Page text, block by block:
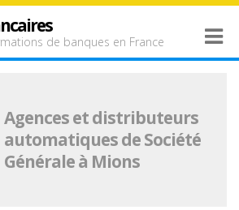
de banques en France
Agences et distributeurs
automatiques de Société
Générale à Mions